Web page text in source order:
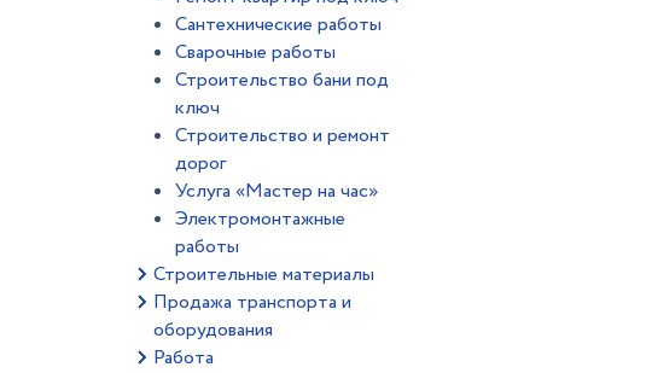
Сантехнические работы
Сварочные работы
Строительство бани под
ключ
Строительство и ремонт
дорог
Услуга «Мастер на час»
Электромонтажные
работы
Строительные материалы
Продажа транспорта и
оборудования
Работа